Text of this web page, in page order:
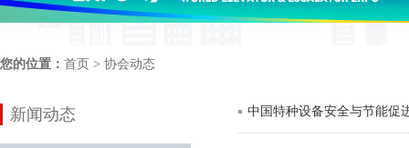
您的位置： 首页 > 协会动态
新闻动态 中国特种设备安全与节能促